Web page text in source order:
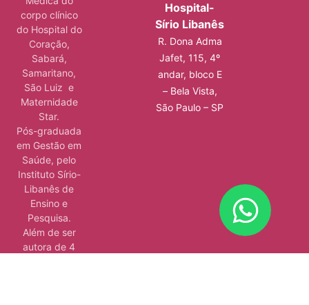
corpo clínico
do Hospital do
Coração,
Sabará,
Samaritano,
São Luiz e
Maternidade
Star.
Pós-graduada
em Gestão em
Saúde, pelo
Instituto Sírio-
Libanês de
Ensino e
Pesquisa.
Além de ser
autora de 4
Hospital-
Sírio Libanês
R. Dona Adma
Jafet, 115, 4º
andar, bloco E
– Bela Vista,
São Paulo – SP